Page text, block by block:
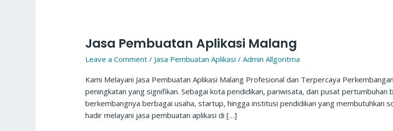
Jasa Pembuatan Aplikasi Malang
Leave a Comment / Jasa Pembuatan Aplikasi /Admin Allgoritma
Kami Melayani Jasa Pembuatan Aplikasi Malang Profesional dan Terpercaya
peningkatan yang signifikan. Sebagai kota pendidikan, pariwisata, dan pusat pertumbuhan
berkembangnya berbagai usaha, startup, hingga institusi pendidikan yang membutuhkan
hadir melayani jasa pembuatan aplikasi di […]
Jasa
Aplikasi
Malang